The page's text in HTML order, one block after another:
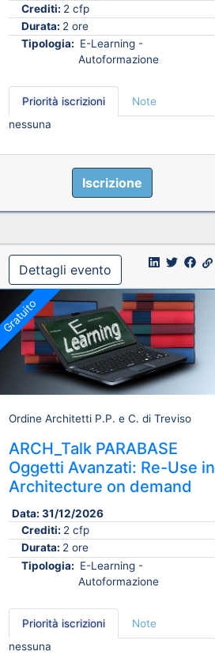
Crediti: 2 cfp
Durata: 2 ore
Tipologia: E-Learning -
Autoformazione
Priorità iscrizioni
Note
nessuna
Iscrizione
Dettagli evento
Gratuito
Ordine Architetti P.P. e C. di Treviso
ARCH_Talk PARABASE
Oggetti Avanzati: Re-Use in
Architecture on demand
Data: 31/12/2026
Crediti: 2 cfp
Durata: 2 ore
Tipologia: E-Learning -
Autoformazione
Priorità iscrizioni
Note
nessuna